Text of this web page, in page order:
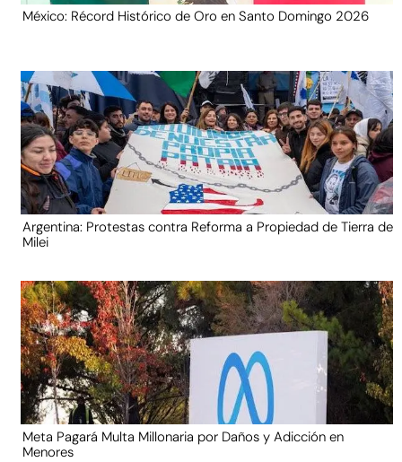
México: Récord Histórico de Oro en Santo Domingo 2026
Argentina: Protestas contra Reforma a Propiedad de Tierra de
Milei
Meta Pagará Multa Millonaria por Daños y Adicción en
Menores